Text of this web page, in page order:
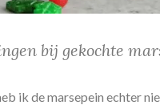
bij gekochte
ik de marsepein echter